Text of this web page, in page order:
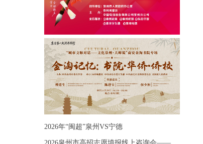
2026年“闽超”泉州VS宁德